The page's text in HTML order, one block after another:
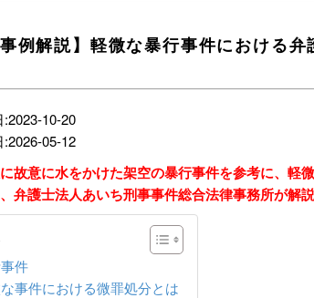
事例解説】軽微な暴行事件における
10-20
05-12
故意に水をかけた架空の暴行事件を参考に、軽
弁護士法人あいち刑事事件総合法律事務所が解説
件
事件における微罪処分とは